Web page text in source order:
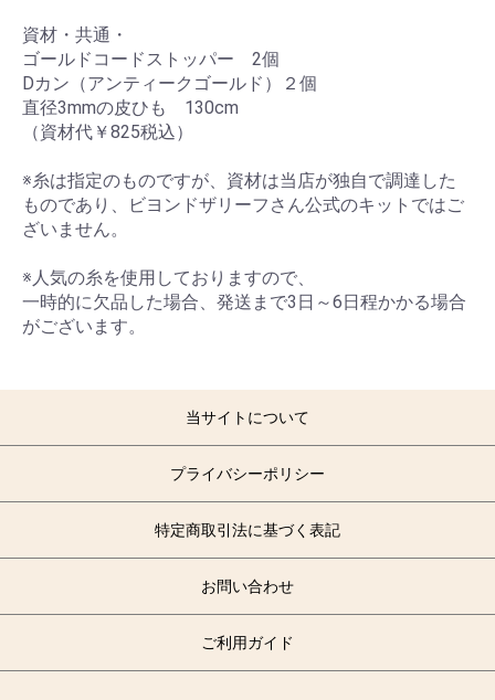
資材・共通・
ゴールドコードストッパー 2個
Ⅾカン（アンティークゴールド）２個
直径3mmの皮ひも 130cm
（資材代￥825税込）
※糸は指定のものですが、資材は当店が独自で調達した
ものであり、ビヨンドザリーフさん公式のキットではご
ざいません。
※人気の糸を使用しておりますので、
一時的に欠品した場合、発送まで3日～6日程かかる場合
がございます。
当サイトについて
プライバシーポリシー
特定商取引法に基づく表記
お問い合わせ
ご利用ガイド